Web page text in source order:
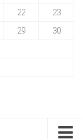
22
23
29
30